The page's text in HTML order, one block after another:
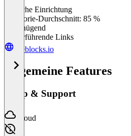
Einfache Einrichtung
Kategorie-Durchschnitt: 85 %
Ungenügend
Weiterführende Links
useblocks.io
Allgemeine Features
Setup & Support
Cloud